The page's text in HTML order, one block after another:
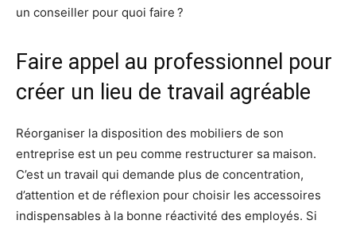
un conseiller pour quoi faire ?
Faire appel au professionnel pour
créer un lieu de travail agréable
Réorganiser la disposition des mobiliers de son
entreprise est un peu comme restructurer sa maison.
C’est un travail qui demande plus de concentration,
d’attention et de réflexion pour choisir les accessoires
indispensables à la bonne réactivité des employés. Si